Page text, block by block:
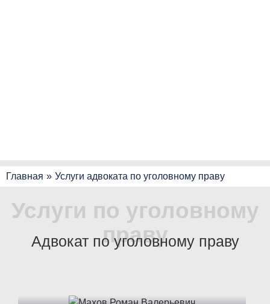
Главная » Услуги адвоката по уголовному праву
Услуги по уголовному
праву
Адвокат по уголовному праву